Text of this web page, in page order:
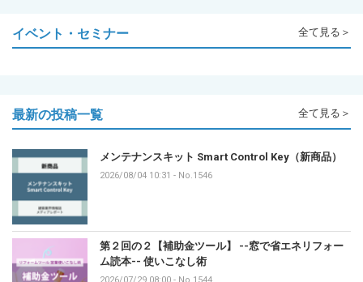
イベント・セミナー 全て見る＞
最新の投稿一覧 全て見る＞
メンテナンスキット Smart Control Key（新商品）
2026/08/04 10:31 - No.1546
第２回の２【補助金ツール】 --窓で省エネリフォー
ム読本-- 使いこなし術